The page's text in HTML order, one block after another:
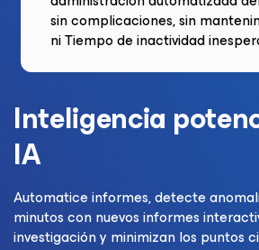
sin complicaciones, sin
ni Tiempo de inactividad
Inteligencia
IA
Automatice informes, detecte
minutos con nuevos informes
investigación y minimizan los puntos